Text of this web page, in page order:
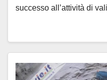
successo all’attività di